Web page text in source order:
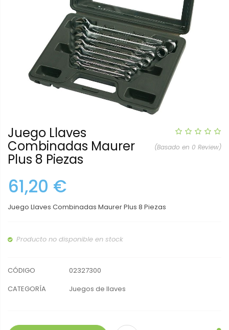
(Basado en 0 Review)
Juego Llaves
Combinadas Maurer
Plus 8 Piezas
61,20 €
Juego Llaves Combinadas Maurer Plus 8 Piezas
Producto no disponible en stock
CÓDIGO
02327300
CATEGORÍA
Juegos de llaves